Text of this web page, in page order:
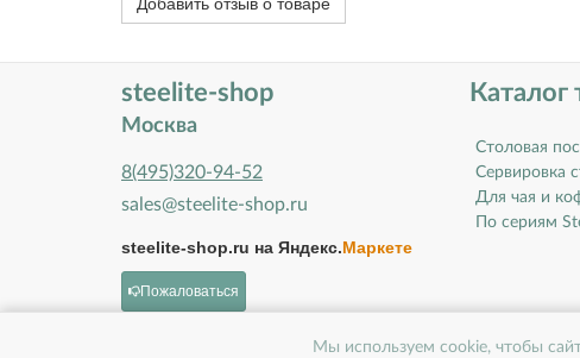
Мы используем cookie, чтобы
steelite-shop
Москва
8(495)320-94-52
sales@steelite-shop.ru
steelite-shop.ru на Яндекс.Маркете
Пожаловаться
Каталог
Столовая
Сервировка
Для чая и
По сериям